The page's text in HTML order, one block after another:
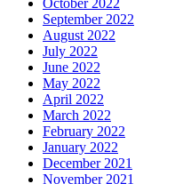
September 2022
August 2022
July 2022
June 2022
May 2022
April 2022
March 2022
February 2022
January 2022
December 2021
November 2021